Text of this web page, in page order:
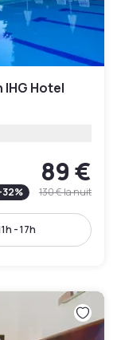
Hotel
89 €
32% 130 €la nuit
- 17h